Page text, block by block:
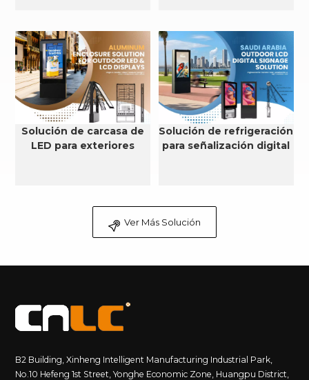
Solución de carcasa de
LED para exteriores
Solución de refrigeración
para señalización digital
Ver Más Solución
B2 Building, Xinheng Intelligent Manufacturing Industrial Park,
No.10 Hefeng 1st Street, Yonghe Economic Zone, Huangpu District,